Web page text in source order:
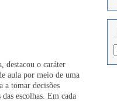
destacou o caráter
aula por meio de uma
a tomar decisões
escolhas. Em cada